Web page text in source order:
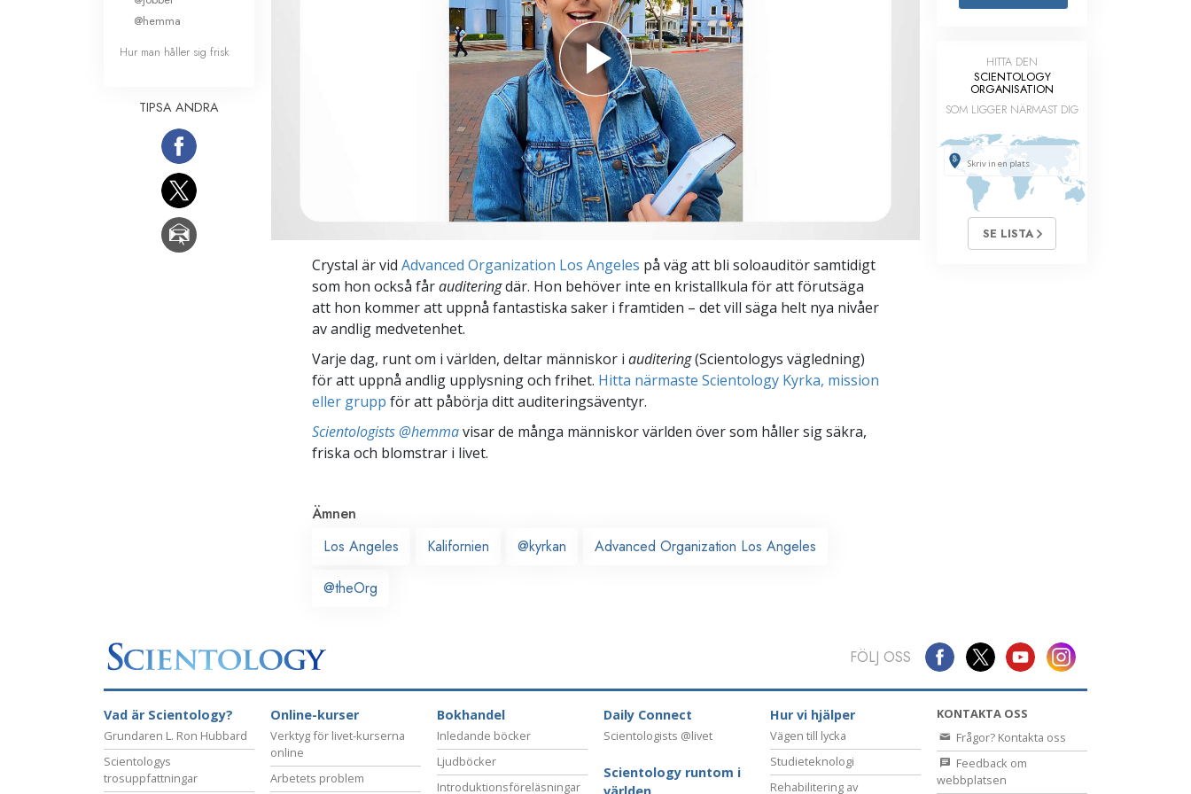
Verktyg för arbetslivet
Etik och tillstånden
Orsaken till undertryckande
Undersökningar
Organiseringens grunder
Grunderna i public relations
Crystal är vid Advanced Organization Los Angeles på väg att bli soloauditör samtidigt
som hon också fårauditeringdär. Hon behöver inte en kristallkula för att förutsäga
att hon kommer att uppnå fantastiska saker i framtiden – det vill säga helt nya nivåer
av andlig medvetenhet.
Varje dag, runt om i världen, deltar människor i auditering(Scientologys vägledning)
för att uppnå andlig upplysning och frihet. Hitta närmaste Scientology Kyrka, mission
eller grupp för att påbörja ditt auditeringsäventyr.
Scientologists @hemmavisar de många människor världen över som håller sig säkra,
friska och blomstrar i livet.
Ämnen
Los Angeles
Kalifornien @kyrkan Advanced Organization Los Angeles
@theOrg
@hemma
Hur man håller sig frisk
TIPSA ANDRA
HITTA DEN
SCIENTOLOGY
ORGANISATION
SOM LIGGER NÄRMAST DIG
SE LISTA
FÖLJ OSS
Vad är Scientology?
Grundaren L. Ron Hubbard
Scientologys
trosuppfattningar
Online-kurser
Verktyg för livet-kurserna
online
Arbetets problem
Bokhandel
Inledande böcker
Ljudböcker
Introduktionsföreläsningar
Daily Connect
Scientologists @livet
Scientology runtom i
Hur vi hjälper
Vägen till lycka
Studieteknologi
Rehabilitering av
KONTAKTA OSS
Frågor? Kontakta oss
Feedback om
webbplatsen